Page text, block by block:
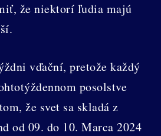
že niektorí ľudia majú
vďační, pretože každý
posolstve
že svet sa skladá z
od 09. do 10. Marca 2024